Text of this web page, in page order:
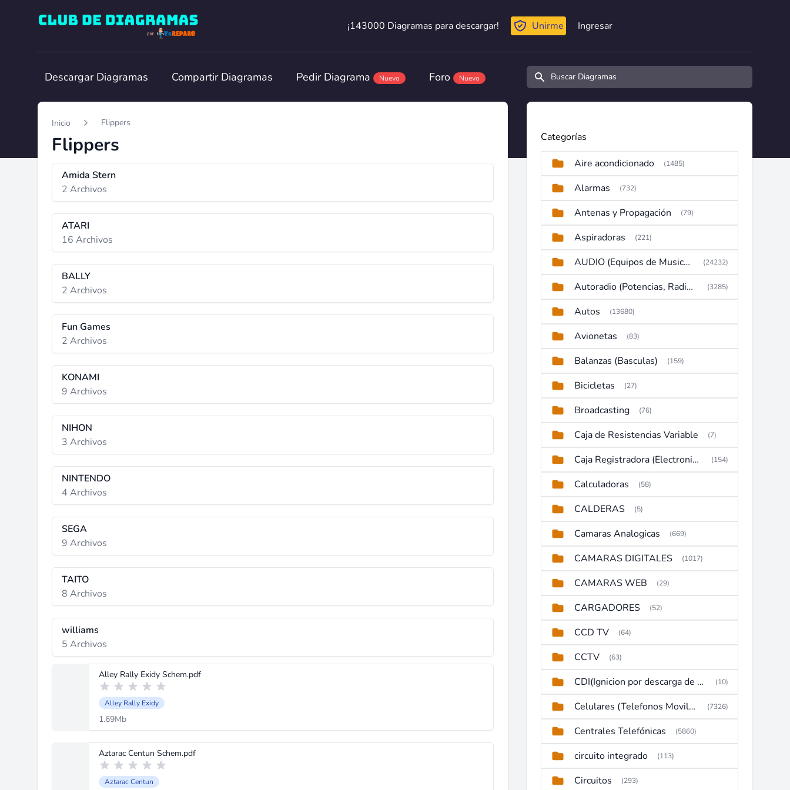
Club de Diagramas
¡143000 Diagramas para descargar!
¡143000 Diagramas para descargar! Unirme Ingresar
Descargar Diagramas Compartir Diagramas Pedir Diagrama Nuevo Foro Nuevo Buscar diagramas y manuales
Inicio Flippers
Flippers
Amida Stern
2 Archivos
ATARI
16 Archivos
BALLY
2 Archivos
Fun Games
2 Archivos
KONAMI
9 Archivos
NIHON
3 Archivos
NINTENDO
4 Archivos
SEGA
9 Archivos
TAITO
8 Archivos
williams
5 Archivos
Alley Rally Exidy Schem.pdf
Alley Rally Exidy
1.69Mb
Aztarac Centun Schem.pdf
Aztarac Centun
Categorías
Aire acondicionado (1485)
Alarmas (732)
Antenas y Propagación (79)
Aspiradoras (221)
AUDIO (Equipos de Musica, Amplificadores, Reproductores, Etc) (24232)
Autoradio (Potencias, Radios y DVD) (3285)
Autos (13680)
Avionetas (83)
Balanzas (Basculas) (159)
Bicicletas (27)
Broadcasting (76)
Caja de Resistencias Variable (7)
Caja Registradora (Electronic Cash Register) (154)
Calculadoras (58)
CALDERAS (5)
Camaras Analogicas (669)
CAMARAS DIGITALES (1017)
CAMARAS WEB (29)
CARGADORES (52)
CCD TV (64)
CCTV (63)
CDI(Ignicion por descarga de capacitor) (10)
Celulares (Telefonos Moviles) (7326)
Centrales Telefónicas (5860)
circuito integrado (113)
Circuitos (293)